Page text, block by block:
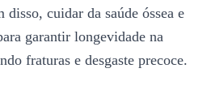
disso, cuidar da saúde óssea e
garantir longevidade na
fraturas e desgaste precoce.